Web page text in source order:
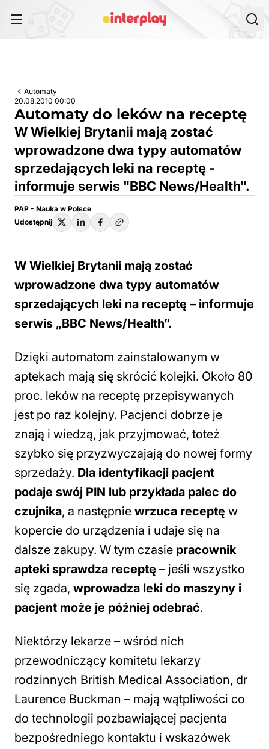
Automaty
20.08.2010 00:00
Automaty do leków na receptę
W Wielkiej Brytanii mają zostać
wprowadzone dwa typy automatów
sprzedających leki na receptę -
informuje serwis "BBC News/Health".
PAP - Nauka w Polsce
Udostępnij
W Wielkiej Brytanii mają zostać
wprowadzone dwa typy automatów
sprzedających leki na receptę – informuje
serwis „BBC News/Health”.
Dzięki automatom zainstalowanym w
aptekach mają się skrócić kolejki. Około 80
proc. leków na receptę przepisywanych
jest po raz kolejny. Pacjenci dobrze je
znają i wiedzą, jak przyjmować, toteż
szybko się przyzwyczajają do nowej formy
sprzedaży. Dla identyfikacji pacjent
podaje swój PIN lub przykłada palec do
czujnika, a następnie wrzuca receptę w
kopercie do urządzenia i udaje się na
dalsze zakupy. W tym czasie pracownik
apteki sprawdza receptę – jeśli wszystko
się zgada, wprowadza leki do maszyny i
pacjent może je później odebrać.
Niektórzy lekarze – wśród nich
przewodniczący komitetu lekarzy
rodzinnych British Medical Association, dr
Laurence Buckman – mają wątpliwości co
do technologii pozbawiającej pacjenta
bezpośredniego kontaktu i wskazówek